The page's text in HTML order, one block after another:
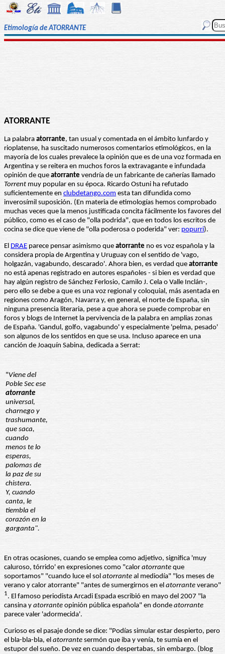
Etimología de ATORRANTE
ATORRANTE
La palabra atorrante, tan usual y comentada en el ámbito lunfardo y
rioplatense, ha suscitado numerosos comentarios etimológicos, en la
mayoría de los cuales prevalece la opinión que es de una voz formada en
Argentina y se reitera en muchos foros la extravagante e infundada
opinión de que atorrante vendría de un fabricante de cañerías llamado
Torrent muy popular en su época. Ricardo Ostuni ha refutado
suficientemente en clubdetango.com esta tan difundida como
inverosímil suposición. (En materia de etimologías hemos comprobado
muchas veces que la menos justificada concita fácilmente los favores del
público, como es el caso de "olla podrida", que en todos los escritos de
cocina se dice que viene de "olla poderosa o poderida" ver: popurri).
El DRAE parece pensar asimismo que atorrante no es voz española y la
considera propia de Argentina y Uruguay con el sentido de 'vago,
holgazán, vagabundo, descarado'. Ahora bien, es verdad que atorrante
no está apenas registrado en autores españoles - si bien es verdad que
hay algún registro de Sánchez Ferlosio, Camilo J. Cela o Valle Inclán-,
pero ello se debe a que es una voz regional y coloquial, más asentada en
regiones como Aragón, Navarra y, en general, el norte de España, sin
ninguna presencia literaria, pese a que ahora se puede comprobar en
foros y blogs de Internet la pervivencia de la palabra en amplias zonas
de España. 'Gandul, golfo, vagabundo' y especialmente 'pelma, pesado'
son algunos de los sentidos en que se usa. Incluso aparece en una
canción de Joaquín Sabina, dedicada a Serrat:
"Viene del
Poble Sec ese
atorrante
universal,
charnego y
trashumante,
que saca,
cuando
menos te lo
esperas,
palomas de
la paz de su
chistera.
Y, cuando
canta, le
tiembla el
corazón en la
garganta".
En otras ocasiones, cuando se emplea como adjetivo, significa 'muy
caluroso, tórrido' en expresiones como "calor atorrante que
soportamos" "cuando luce el sol atorrante al mediodía" "los meses de
verano y calor atorrante" "antes de sumergirnos en el atorrante verano"
1. El famoso periodista Arcadi Espada escribió en mayo del 2007 "la
cansina y atorrante opinión pública española" en donde atorrante
parece valer 'adormecida'.
Curioso es el pasaje donde se dice: "Podías simular estar despierto, pero
el bla-bla-bla, el atorrante sermón que iba y venía, te sumía en el
estupor del sueño. De vez en cuando despertabas, sin embargo. (blog